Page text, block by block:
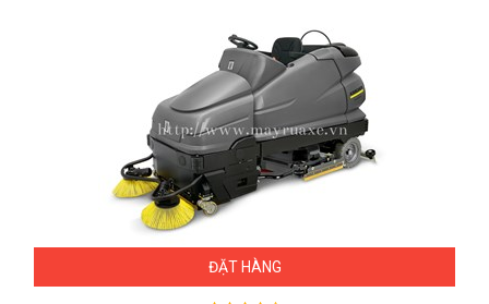
ĐẶT HÀNG